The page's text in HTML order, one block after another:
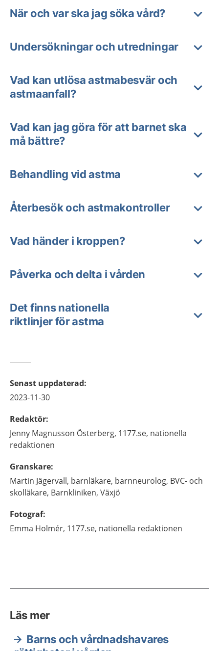
När och var ska jag söka vård?
Undersökningar och utredningar
Vad kan utlösa astmabesvär och
astmaanfall?
Vad kan jag göra för att barnet ska
må bättre?
Behandling vid astma
Återbesök och astmakontroller
Vad händer i kroppen?
Påverka och delta i vården
Det finns nationella
riktlinjer för astma
Senast uppdaterad:
2023-11-30
Redaktör:
Jenny Magnusson Österberg, 1177.se, nationella
redaktionen
Granskare:
Martin Jägervall, barnläkare, barnneurolog, BVC- och
skolläkare, Barnkliniken, Växjö
Fotograf:
Emma Holmér, 1177.se, nationella redaktionen
Läs mer
Barns och vårdnadshavares